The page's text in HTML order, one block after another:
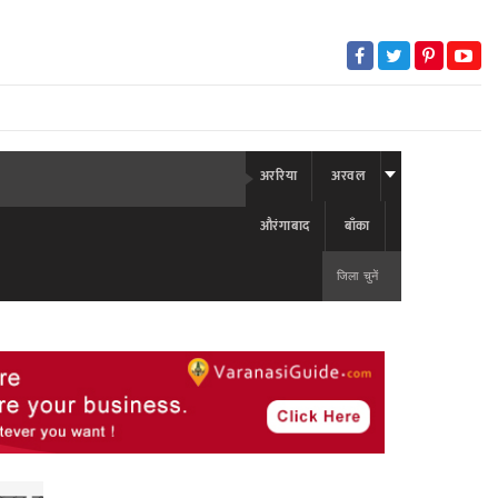
अररिया अरवल
औरंगाबाद बाँका
जिला चुनें